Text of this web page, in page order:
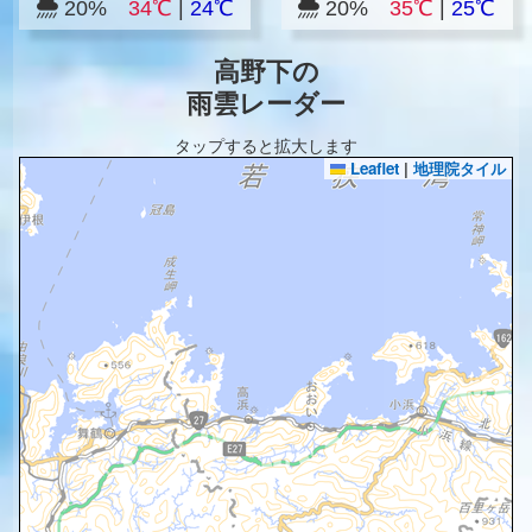
20% 34℃ 24℃ 20%35℃ |25℃
高野下の
雨雲レーダー
タップすると拡大します
Leaflet | 地理院タイル